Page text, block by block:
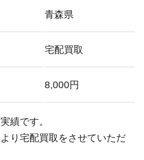
青森県
宅配買取
8,000円
績です。
り宅配買取をさせていただ